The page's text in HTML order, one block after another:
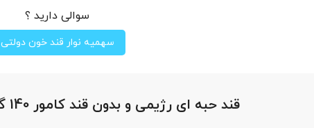
سوالی دارید ؟
سهمیه نوار قند خون دولتی
قند حبه ای رژیمی و بدون قند کامور 140 گرمی